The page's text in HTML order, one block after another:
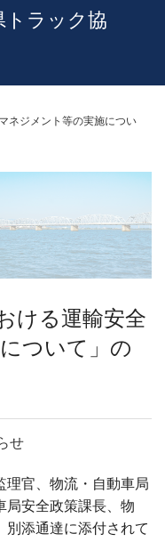
トラック協
ネジメント等の実施につい
ける運輸安全
ついて」の
せ
官、物流・自動車局
局安全政策課長、物
別添通達に添付されて